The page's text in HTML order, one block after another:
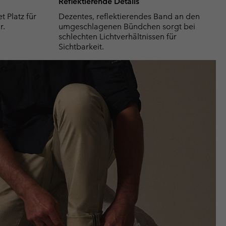
Platz für
Dezentes, reflektierendes Band an den
umgeschlagenen Bündchen sorgt bei
schlechten Lichtverhältnissen für
Sichtbarkeit.